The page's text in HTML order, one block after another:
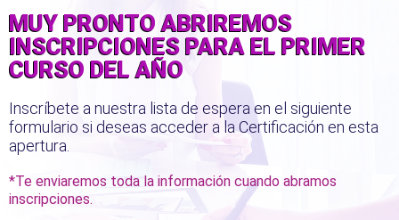
MUY PRONTO ABRIREMOS
INSCRIPCIONES PARA EL PRIMER
CURSO DEL AÑO
Inscríbete a nuestra lista de espera en el siguiente
formulario si deseas acceder a la Certificación en esta
apertura.
*Te enviaremos toda la información cuando abramos
inscripciones.